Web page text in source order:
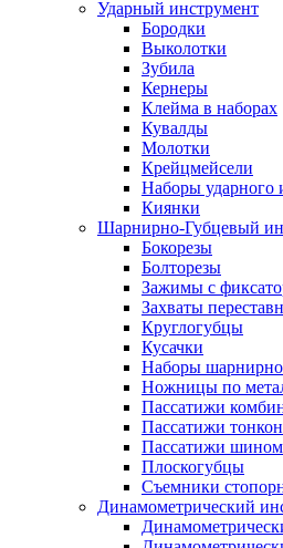
Ударный инструмент
Бородки
Выколотки
Зубила
Кернеры
Клейма в наборах
Кувалды
Молотки
Крейцмейсели
Наборы ударного
Киянки
Шарнирно-Губцевый
Бокорезы
Болторезы
Зажимы с
Захваты
Круглогубцы
Кусачки
Наборы
Ножницы по
Пассатижи
Пассатижи
Пассатижи
Плоскогубцы
Съемники
Динамометрический